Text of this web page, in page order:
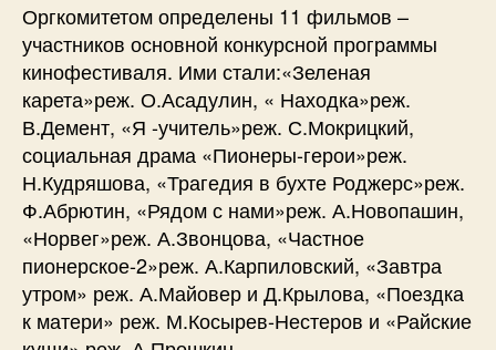
Оргкомитетом определены 11 фильмов –
участников основной конкурсной программы
кинофестиваля. Ими стали:«Зеленая
карета»реж. О.Асадулин, « Находка»реж.
В.Демент, «Я -учитель»реж. С.Мокрицкий,
социальная драма «Пионеры-герои»реж.
Н.Кудряшова, «Трагедия в бухте Роджерс»реж.
Ф.Абрютин, «Рядом с нами»реж. А.Новопашин,
«Норвег»реж. А.Звонцова, «Частное
пионерское-2»реж. А.Карпиловский, «Завтра
утром» реж. А.Майовер и Д.Крылова, «Поездка
к матери» реж. М.Косырев-Нестеров и «Райские